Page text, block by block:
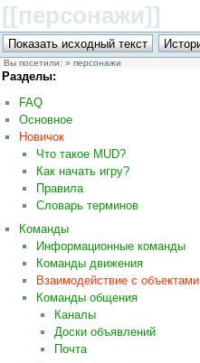
[[персонажи]]
Вы посетили: » персонажи
Разделы:
FAQ
Основное
Новичок
Что такое MUD?
Как начать игру?
Правила
Словарь терминов
Команды
Информационные команды
Команды движения
Взаимодействие с объектами
Команды общения
Каналы
Доски объявлений
Почта